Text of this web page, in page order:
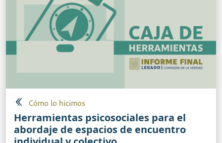
Cómo lo hicimos
Herramientas psicosociales para el
abordaje de espacios de encuentro